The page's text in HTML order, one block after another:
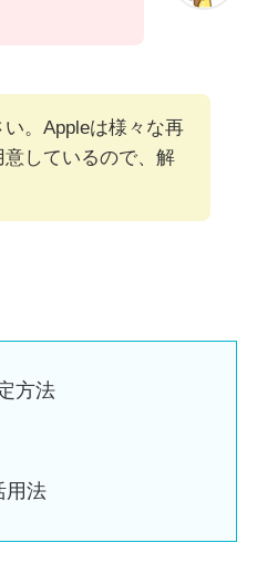
い。Appleは様々な再
しているので、解
方法
用法